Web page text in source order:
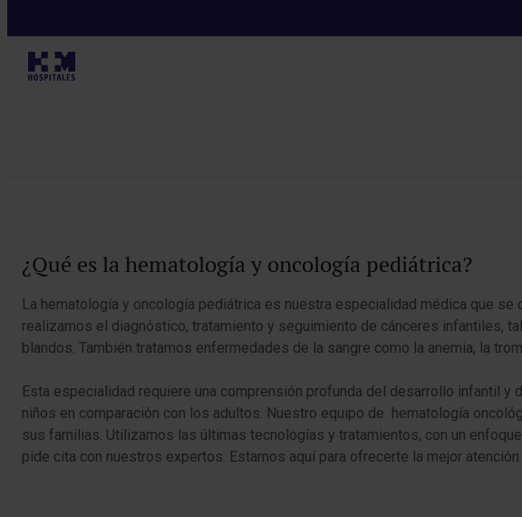
¿Qué es la hematología y oncología pediátrica?
La hematología y oncología pediátrica es nuestra especialidad médica que
realizamos el diagnóstico, tratamiento y seguimiento de cánceres infantiles,
blandos. También tratamos enfermedades de la sangre como la anemia, la
Esta especialidad requiere una comprensión profunda del desarrollo infantil
niños en comparación con los adultos. Nuestro equipo de hematología
sus familias. Utilizamos las últimas tecnologías y tratamientos, con un
pide cita con nuestros expertos. Estamos aquí para ofrecerte la mejor atención